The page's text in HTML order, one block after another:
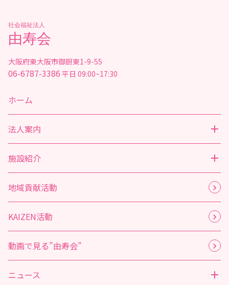
社会福祉法人
由寿会
大阪府東大阪市御厨東1-9-55
06-6787-3386 平日 09:00~17:30
ホーム
法人案内
施設紹介
地域貢献活動
KAIZEN活動
動画で見る”由寿会”
ニュース